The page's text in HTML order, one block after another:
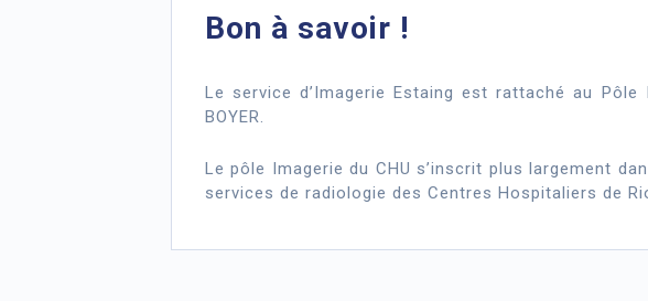
Bon à savoir !
Le service d’Imagerie Estaing est rattaché au
BOYER.
Le pôle Imagerie du CHU s’inscrit plus largement
services de radiologie des Centres Hospitaliers de